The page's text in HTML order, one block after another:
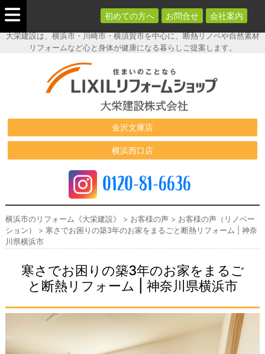
大栄建設は、横浜市・川崎市・横須賀市を中心に、断熱リノベや自然素材
リフォームなど心と身体が健康になる暮らしご提案します。
横浜市のリフ
ォーム《大栄
建設》
金沢文庫店
横浜西口店
0120-81-6636
初めての方へ お問合せ 会社案内
横浜市のリフォーム《大栄建設》 > お客様の声> お客様の声（リノベー
ション）
> 寒さでお困りの築3年のお家をまるごと断熱リフォーム | 神奈
川県横浜市
寒さでお困りの築3年のお家をまるご
と断熱リフォーム | 神奈川県横浜市